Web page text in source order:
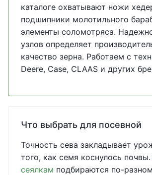
каталоге охватывают ножи
подшипники молотильного
элементы соломотряса.
узлов определяет
качество зерна. Работаем с
Deere, Case, CLAAS и других
Что выбрать для посевной
Точность сева закладывает
того, как семя коснулось почвы.
сеялкам подбираются по-